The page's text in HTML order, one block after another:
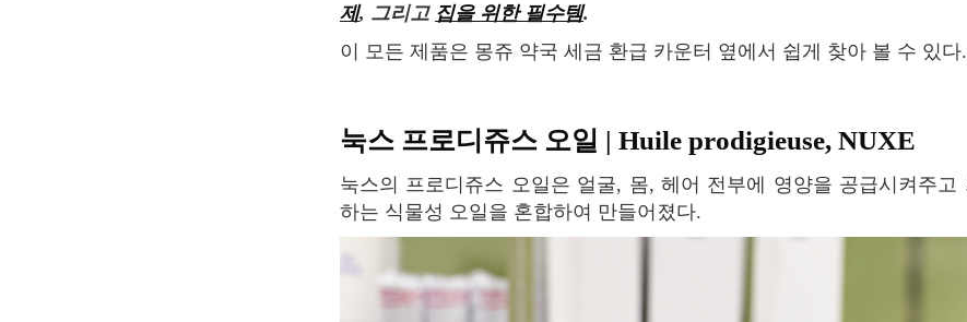
제, 그리고 집을 위한 필수템.
이 모든 제품은 몽쥬 약국 세금 환급 카운터 옆에서 쉽게 찾아 볼 수 있다.
눅스 프로디쥬스 오일 | Huile prodigieuse, NUXE
눅스의 프로디쥬스 오일은 얼굴, 몸, 헤어 전부에 영양을 공급시켜주고 회복시키는 역할을
하는 식물성 오일을 혼합하여 만들어졌다.